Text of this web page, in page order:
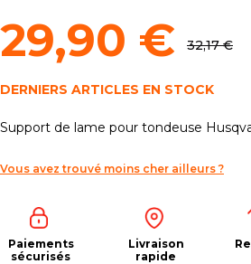
29,90 € 32,17 €
DERNIERS ARTICLES EN STOCK
Support de lame pour tondeuse
Vous avez trouvé moins cher ailleurs ?
Paiements
sécurisés
Livraison
rapide